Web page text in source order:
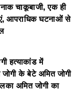
चाकूबाजी, एक ही
आपराधिक घटनाओं से
हत्याकांड में
के बेटे अमित जोगी
अमित जोगी का